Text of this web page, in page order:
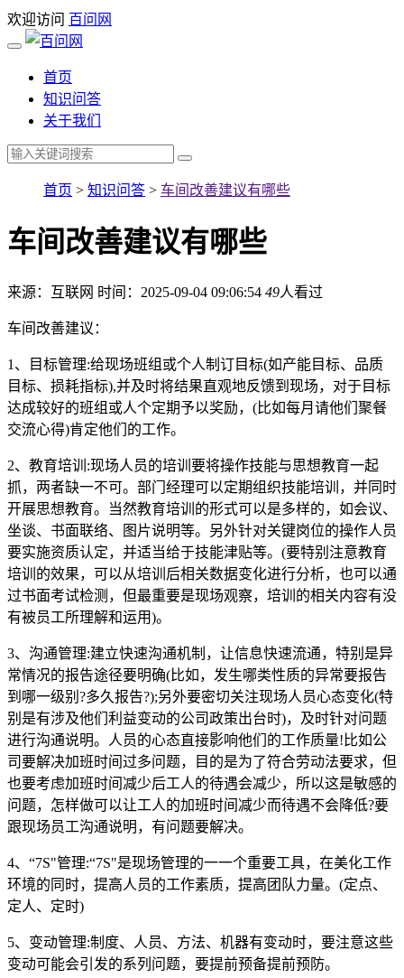
欢迎访问 百问网
首页
知识问答
关于我们
首页 > 知识问答 > 车间改善建议有哪些
车间改善建议有哪些
来源：互联网 时间：2025-09-04 09:06:54 49人看过
车间改善建议：
1、目标管理:给现场班组或个人制订目标(如产能目标、品质
目标、损耗指标),并及时将结果直观地反馈到现场，对于目标
达成较好的班组或人个定期予以奖励，(比如每月请他们聚餐
交流心得)肯定他们的工作。
2、教育培训:现场人员的培训要将操作技能与思想教育一起
抓，两者缺一不可。部门经理可以定期组织技能培训，并同时
开展思想教育。当然教育培训的形式可以是多样的，如会议、
坐谈、书面联络、图片说明等。另外针对关键岗位的操作人员
要实施资质认定，并适当给于技能津贴等。(要特别注意教育
培训的效果，可以从培训后相关数据变化进行分析，也可以通
过书面考试检测，但最重要是现场观察，培训的相关内容有没
有被员工所理解和运用)。
3、沟通管理:建立快速沟通机制，让信息快速流通，特别是异
常情况的报告途径要明确(比如，发生哪类性质的异常要报告
到哪一级别?多久报告?);另外要密切关注现场人员心态变化(特
别是有涉及他们利益变动的公司政策出台时)，及时针对问题
进行沟通说明。人员的心态直接影响他们的工作质量!比如公
司要解决加班时间过多问题，目的是为了符合劳动法要求，但
也要考虑加班时间减少后工人的待遇会减少，所以这是敏感的
问题，怎样做可以让工人的加班时间减少而待遇不会降低?要
跟现场员工沟通说明，有问题要解决。
4、“7S"管理:“7S"是现场管理的一一个重要工具，在美化工作
环境的同时，提高人员的工作素质，提高团队力量。(定点、
定人、定时)
5、变动管理:制度、人员、方法、机器有变动时，要注意这些
变动可能会引发的系列问题，要提前预备提前预防。